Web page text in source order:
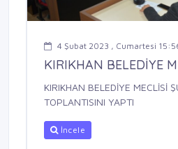
4 Şubat 2023 , Cumartesi
KIRIKHAN BELEDİYE
KIRIKHAN BELEDİYE MECLİSİ
TOPLANTISINI YAPTI
İncele